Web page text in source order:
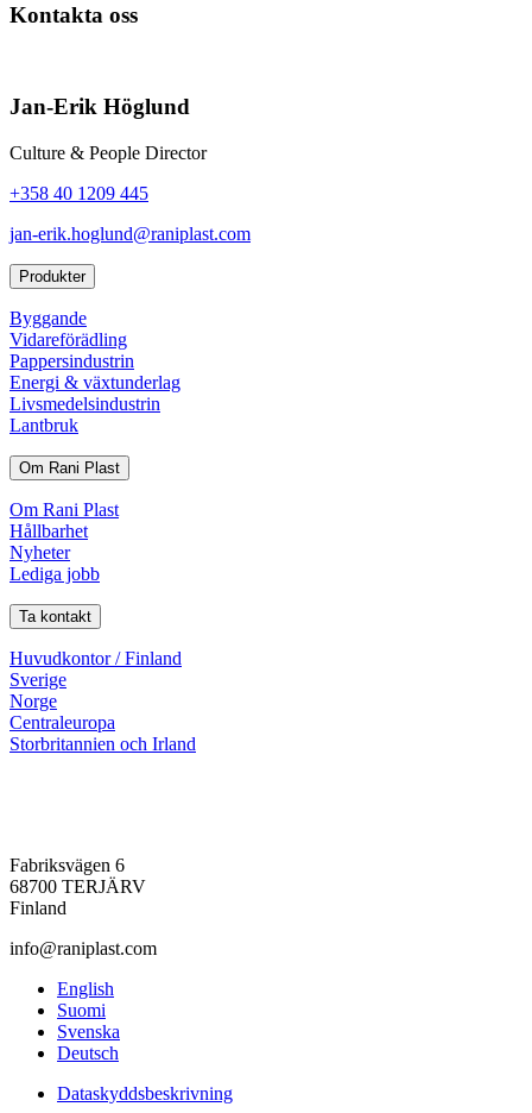
Kontakta oss
Jan-Erik Höglund
Culture & People Director
+358 40 1209 445
jan-erik.hoglund@raniplast.com
Produkter
Byggande
Vidareförädling
Pappersindustrin
Energi & växtunderlag
Livsmedelsindustrin
Lantbruk
Om Rani Plast
Om Rani Plast
Hållbarhet
Nyheter
Lediga jobb
Ta kontakt
Huvudkontor / Finland
Sverige
Norge
Centraleuropa
Storbritannien och Irland
Fabriksvägen 6
68700 TERJÄRV
Finland
info@raniplast.com
Facebook
YouTube
Instagram
LinkedInEnglish
Suomi
Svenska
Deutsch
Dataskyddsbeskrivning